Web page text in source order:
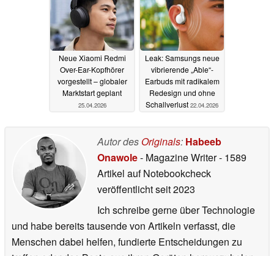
Neue Xiaomi Redmi
Over-Ear-Kopfhörer
vorgestellt – globaler
Marktstart geplant
25.04.2026
Leak: Samsungs neue
vibrierende „Able“-
Earbuds mit radikalem
Redesign und ohne
Schallverlust 22.04.2026
Autor des Originals: Habeeb
Onawole- Magazine Writer- 1589
Artikel auf Notebookcheck
veröffentlichtseit 2023
Ich schreibe gerne über Technologie
und habe bereits tausende von Artikeln verfasst, die
Menschen dabei helfen, fundierte Entscheidungen zu